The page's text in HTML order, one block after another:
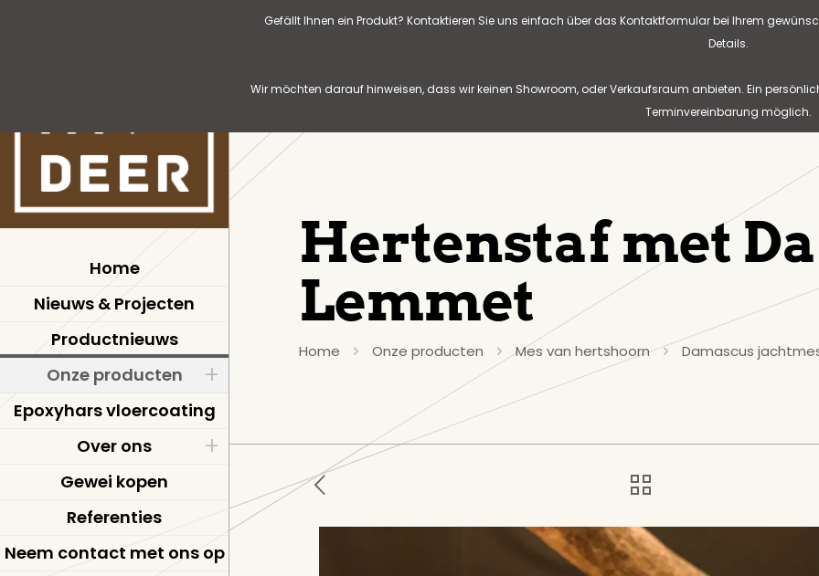
Gefällt Ihnen ein Produkt? Kontaktieren Sie uns einfach über das Kontaktformular bei Ihrem
Details.
Wir möchten darauf hinweisen, dass wir keinen Showroom, oder Verkaufsraum anbieten. Ein
Terminvereinbarung möglich.
Home
Nieuws & Projecten
Productnieuws
Onze producten
Epoxyhars vloercoating
Over ons
Gewei kopen
Referenties
Neem contact met ons op
Hertenstaf met
Lemmet
Home Onze producten Mes van hertshoorn Damascus